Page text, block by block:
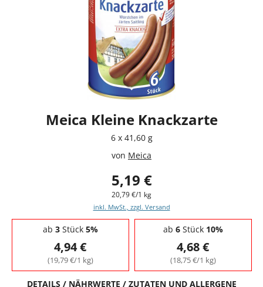
Meica Kleine Knackzarte
6 x 41,60 g
von Meica
5,19 €
20,79 €/1 kg
inkl. MwSt., zzgl. Versand
Staffelpreise - Mengenrabatt
ab 3Stück 5%
4,94 €
(19,79 €/1 kg)
ab 6Stück 10%
4,68 €
(18,75 €/1 kg)
DETAILS / NÄHRWERTE / ZUTATEN UND ALLERGENE